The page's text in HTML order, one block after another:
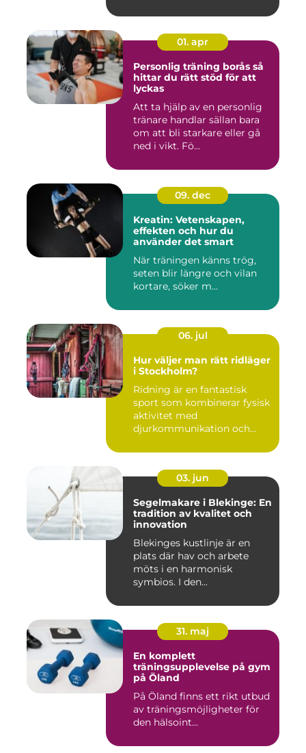
01. apr
Personlig träning borås så
hittar du rätt stöd för att
lyckas
Att ta hjälp av en personlig
tränare handlar sällan bara
om att bli starkare eller gå
ned i vikt. Fö...
09. dec
Kreatin: Vetenskapen,
effekten och hur du
använder det smart
När träningen känns trög,
seten blir längre och vilan
kortare, söker m...
06. jul
Hur väljer man rätt ridläger
i Stockholm?
Ridning är en fantastisk
sport som kombinerar fysisk
aktivitet med
djurkommunikation och
03. jun
Segelmakare i Blekinge: En
tradition av kvalitet och
innovation
Blekinges kustlinje är en
plats där hav och arbete
möts i en harmonisk
symbios. I den...
31. maj
En komplett
träningsupplevelse på gym
på Öland
På Öland finns ett rikt utbud
av träningsmöjligheter för
den hälsoint...